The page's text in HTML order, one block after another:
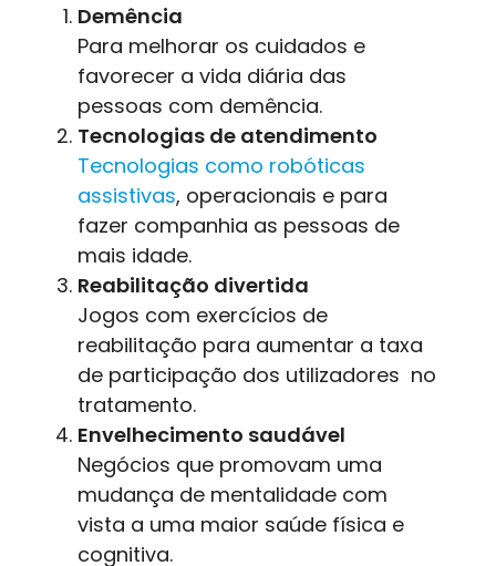
Demência
Para melhorar os cuidados e
favorecer a vida diária das
pessoas com demência.
Tecnologias de atendimento
Tecnologias como robóticas
assistivas, operacionais e para
fazer companhia as pessoas de
mais idade.
Reabilitação divertida
Jogos com exercícios de
reabilitação para aumentar a taxa
de participação dos utilizadores no
tratamento.
Envelhecimento saudável
Negócios que promovam uma
mudança de mentalidade com
vista a uma maior saúde física e
cognitiva.